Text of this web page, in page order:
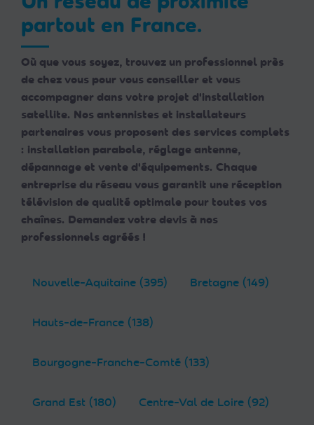
partout en France.
Où que vous soyez, trouvez un professionnel près
de chez vous pour vous conseiller et vous
accompagner dans votre projet d'installation
satellite. Nos antennistes et installateurs
partenaires vous proposent des services complets
: installation parabole, réglage antenne,
dépannage et vente d'équipements. Chaque
entreprise du réseau vous garantit une réception
télévision de qualité optimale pour toutes vos
chaînes. Demandez votre devis à nos
professionnels agréés !
Nouvelle-Aquitaine (395) Bretagne (149)
Hauts-de-France (138)
Bourgogne-Franche-Comté (133)
Grand Est (180) Centre-Val de Loire (92)